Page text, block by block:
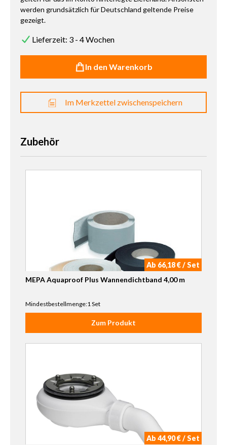
werden grundsätzlich für Deutschland geltende Preise
gezeigt.
Lieferzeit: 3 - 4 Wochen
In den Warenkorb
Im Merkzettel zwischenspeichern
Zubehör
Ab 66,18 € / Set
MEPA Aquaproof Plus Wannendichtband 4,00 m
Mindestbestellmenge:1 Set
Zum Produkt
Ab 44,90 € / Set